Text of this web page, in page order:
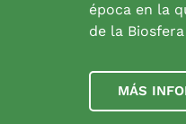
época en la
de la
MÁS